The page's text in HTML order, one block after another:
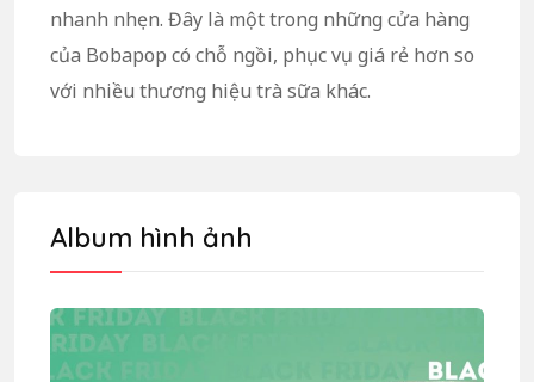
nhanh nhẹn. Đây là một trong những cửa hàng
của Bobapop có chỗ ngồi, phục vụ giá rẻ hơn so
với nhiều thương hiệu trà sữa khác.
Album hình ảnh